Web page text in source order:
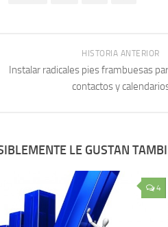
HISTORIA ANTERIOR
Instalar radicales pies frambuesas
contactos y
LE GUSTAN
4